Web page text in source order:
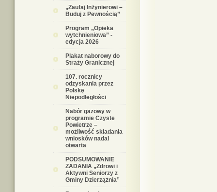
„Zaufaj Inżynierowi –
Buduj z Pewnością”
Program „Opieka
wytchnieniowa” -
edycja 2026
Plakat naborowy do
Straży Granicznej
107. rocznicy
odzyskania przez
Polskę
Niepodległości
Nabór gazowy w
programie Czyste
Powietrze –
możliwość składania
wniosków nadal
otwarta
PODSUMOWANIE
ZADANIA „Zdrowi i
Aktywni Seniorzy z
Gminy Dzierzążnia”